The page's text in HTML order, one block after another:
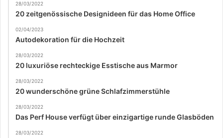
28/03/2022
20 zeitgenössische Designideen für das Home Office
02/04/2023
Autodekoration für die Hochzeit
28/03/2022
20 luxuriöse rechteckige Esstische aus Marmor
28/03/2022
20 wunderschöne grüne Schlafzimmerstühle
28/03/2022
Das Perf House verfügt über einzigartige runde Glasböden
28/03/2022